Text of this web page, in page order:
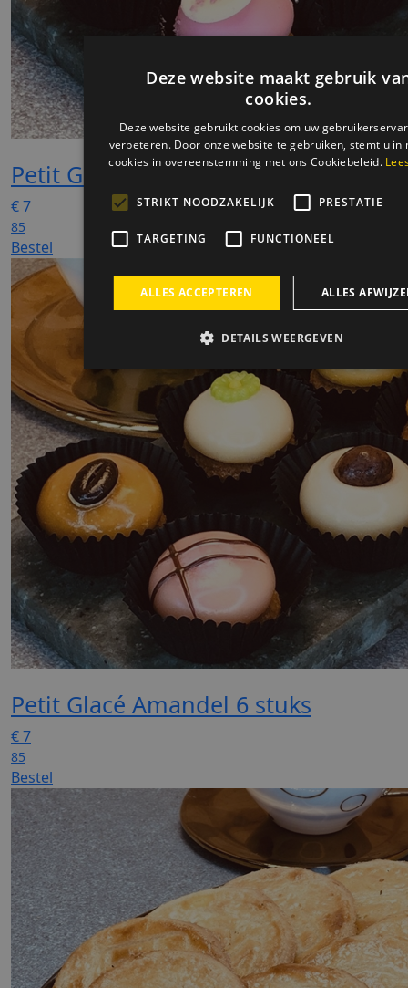
Petit Glacé Creme 6 stuks
€7
85
Bestel
Petit Glacé Amandel 6 stuks
€7
85
Bestel